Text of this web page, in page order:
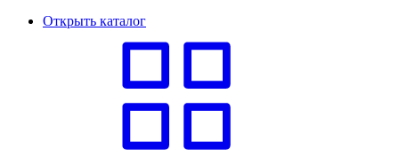
Открыть каталог